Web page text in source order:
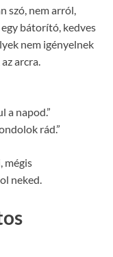
szó, nem arról,
egy bátorító, kedves
nem igényelnek
arcra.
a napod.”
rád.”
mégis
neked.